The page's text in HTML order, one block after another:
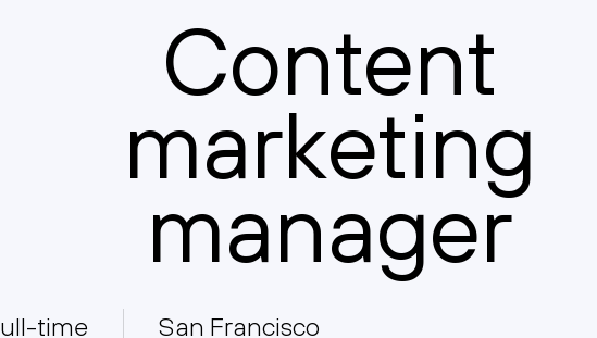
Content
marketing
manager
time San Francisco